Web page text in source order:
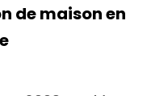
de maison en